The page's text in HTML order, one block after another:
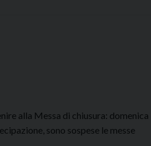
alla Messa di chiusura: domenica
sono sospese le messe